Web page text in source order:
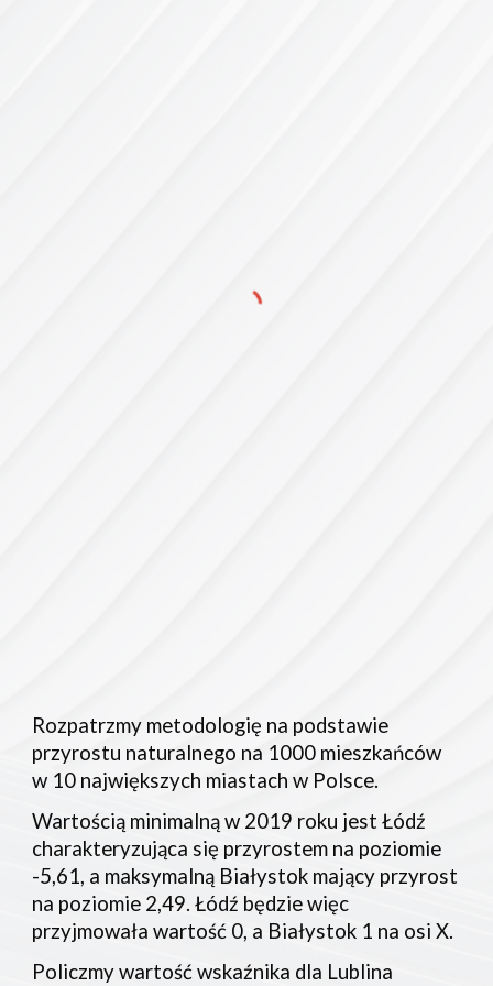
Rozpatrzmy metodologię na podstawie
przyrostu naturalnego na 1000 mieszkańców
w 10 największych miastach w Polsce.
Wartością minimalną w 2019 roku jest Łódź
charakteryzująca się przyrostem na poziomie
-5,61, a maksymalną Białystok mający przyrost
na poziomie 2,49. Łódź będzie więc
przyjmowała wartość 0, a Białystok 1 na osi X.
Policzmy wartość wskaźnika dla Lublina